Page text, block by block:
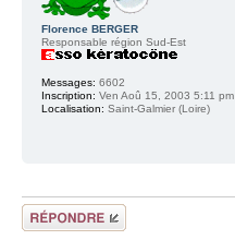
Florence BERGER
Responsable région Sud-Est
Messages: 6602
Inscription: Ven Aoû 15, 2003 5:11 pm
Localisation: Saint-Galmier (Loire)
Répondre